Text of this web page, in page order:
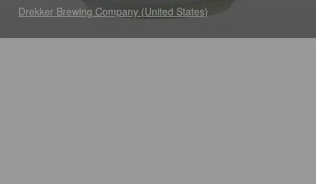
Drekker Brewing Company (United States)